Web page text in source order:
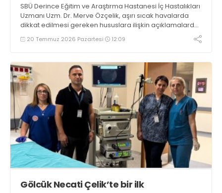
SBÜ Derince Eğitim ve Araştırma Hastanesi İç Hastalıkları
Uzmanı Uzm. Dr. Merve Özçelik, aşırı sıcak havalarda
dikkat edilmesi gereken hususlara ilişkin açıklamalarda
bulundu. Özçelik, alınacak basit ancak etkili önlemler
sayesinde sıcak çarpması ve aşırı sıcakların neden
önlenebileceğini belirtti
20 Temmuz 2026 Pazartesi 12:09
Gölcük Necati Çelik’te bir ilk